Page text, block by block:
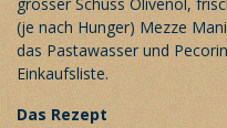
(je nach Hunger) Mezze
das Pastawasser und
Einkaufsliste.
Das Rezept